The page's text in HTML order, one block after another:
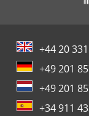
+44 20
+49 201
+49 201
+34 911